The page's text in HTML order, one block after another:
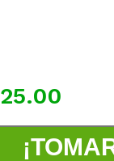
25.00